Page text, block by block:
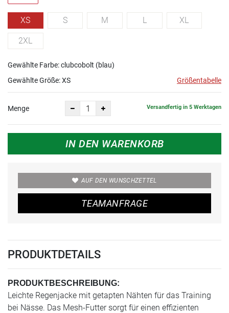
XS S M L XL
2XL
Gewählte Farbe: clubcobolt (blau)
Gewählte Größe:XS Größentabelle
Menge Versandfertig in 5 Werktagen
IN DEN WARENKORB
AUF DEN WUNSCHZETTEL
TEAMANFRAGE
PRODUKTDETAILS
PRODUKTBESCHREIBUNG:
Leichte Regenjacke mit getapten Nähten für das Training
bei Nässe. Das Mesh-Futter sorgt für einen effizienten